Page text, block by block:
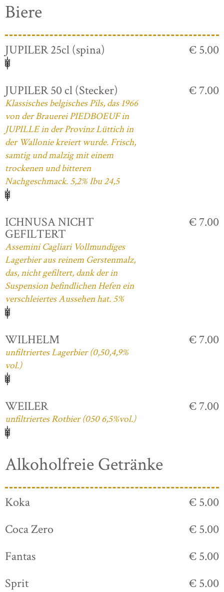
Biere
JUPILER 25cl (spina) € 5.00
JUPILER 50 cl (Stecker)
Klassisches belgisches Pils, das 1966
von der Brauerei PIEDBOEUF in
JUPILLE in der Provinz Lüttich in
der Wallonie kreiert wurde. Frisch,
samtig und malzig mit einem
trockenen und bitteren
Nachgeschmack. 5,2% Ibu 24,5
€ 7.00
ICHNUSA NICHT
GEFILTERT
Assemini Cagliari Vollmundiges
Lagerbier aus reinem Gerstenmalz,
das, nicht gefiltert, dank der in
Suspension befindlichen Hefen ein
verschleiertes Aussehen hat. 5%
€ 7.00
WILHELM
unfiltriertes Lagerbier (0,50,4,9%
vol.)
€ 7.00
WEILER
unfiltriertes Rotbier (050 6,5%vol.)
€ 7.00
Alkoholfreie Getränke
Koka
€ 5.00
Coca Zero
€ 5.00
Fantas
€ 5.00
Sprit
€ 5.00